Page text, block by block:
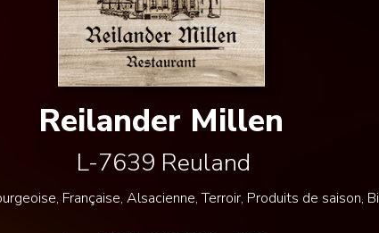
Reilander Millen
L-7639 Reuland
Française, Alsacienne, Terroir, Produits de saison,